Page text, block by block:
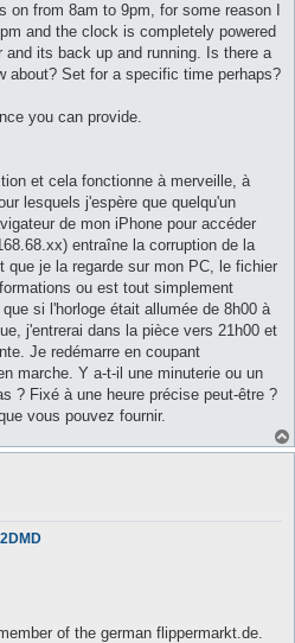
from 8am to 9pm, for some reason I
and the clock is completely powered
its back up and running. Is there a
about? Set for a specific time perhaps?
you can provide.
et cela fonctionne à merveille, à
lesquels j'espère que quelqu'un
de mon iPhone pour accéder
entraîne la corruption de la
que je la regarde sur mon PC, le fichier
ou est tout simplement
si l'horloge était allumée de 8h00 à
j'entrerai dans la pièce vers 21h00 et
Je redémarre en coupant
marche. Y a-t-il une minuterie ou un
? Fixé à une heure précise peut-être ?
vous pouvez fournir.
of the german flippermarkt.de.